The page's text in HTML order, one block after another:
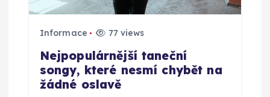
Informace 77 views
Nejpopulárnější taneční
songy, které nesmí chybět na
žádné oslavě